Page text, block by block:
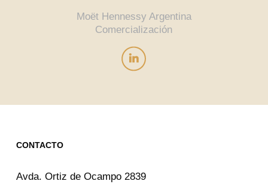
Moët Hennessy Argentina
Comercialización
CONTACTO
Avda. Ortiz de Ocampo 2839